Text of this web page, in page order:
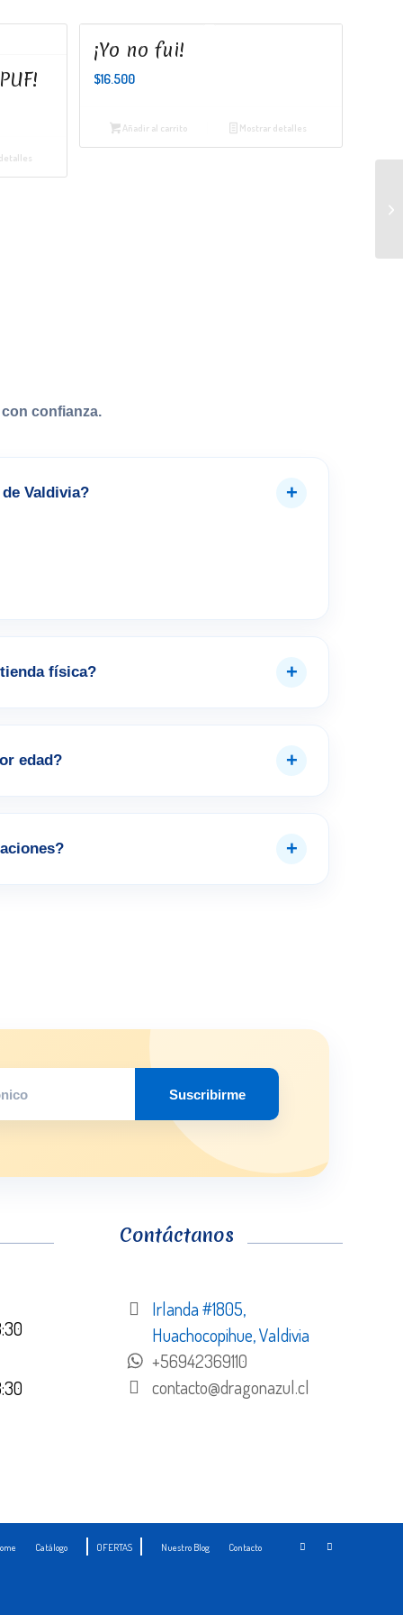
¡Yo no fui!
$16.500
Añadir al carrito Mostrar detalles
confianza.
Valdivia? +
física? +
edad? +
+
Suscribirme
Contáctanos
Irlanda #1805,
Huachocopihue, Valdivia
+56942369110
contacto@dragonazul.cl
Catálogo OFERTAS Nuestro Blog Contacto